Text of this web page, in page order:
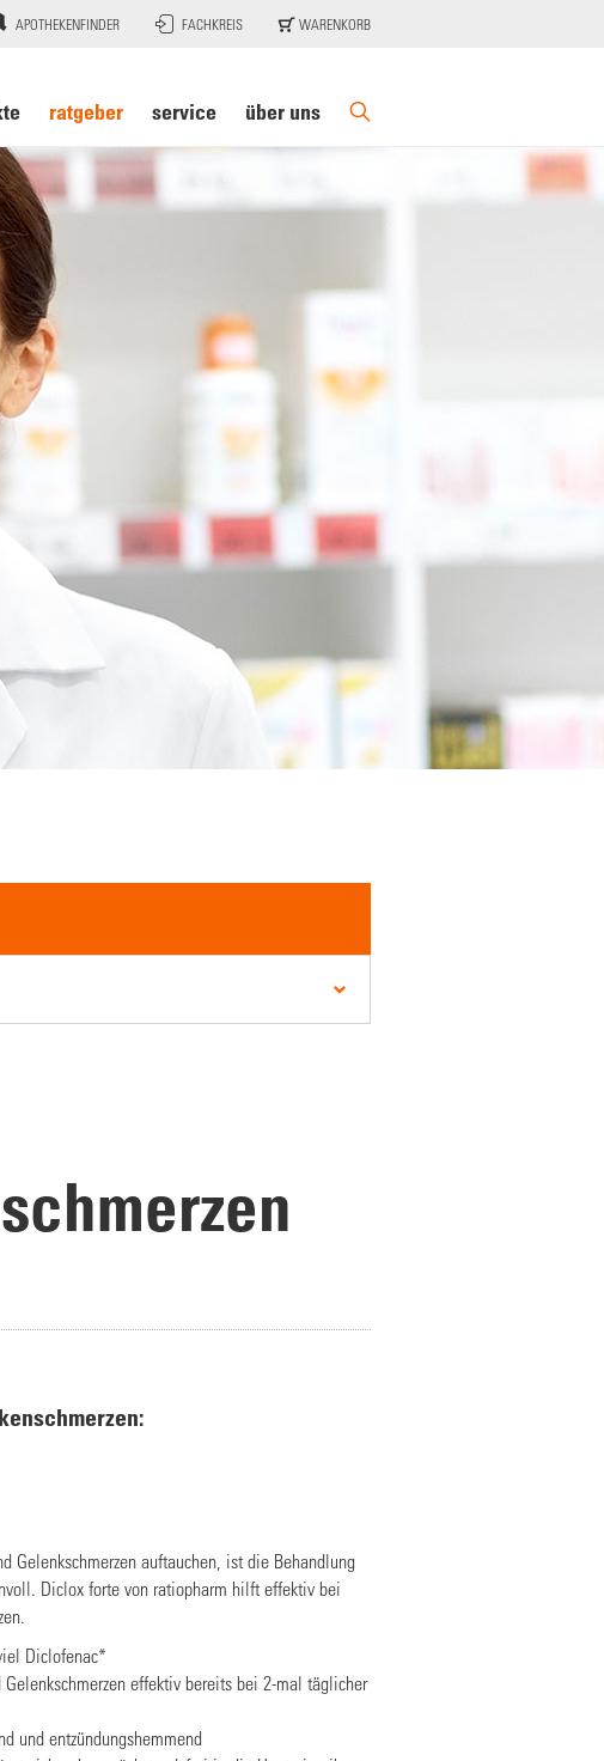
APOTHEKENFINDER FACHKREIS WARENKORB
ratgeber service über uns
Gelenkschmerzen auftauchen, ist die Behandlung
Diclox forte von ratiopharm hilft effektiv bei
Diclofenac*
Gelenkschmerzen effektiv bereits bei 2-mal täglicher
und entzündungshemmend